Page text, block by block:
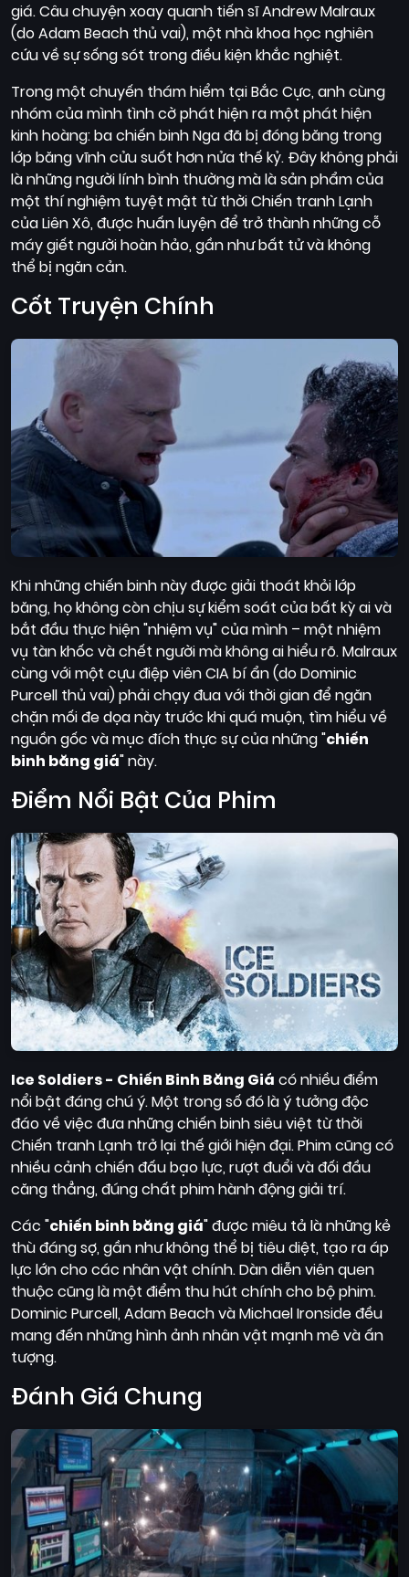
giá. Câu chuyện xoay quanh tiến sĩ Andrew Malraux
(do Adam Beach thủ vai), một nhà khoa học nghiên
cứu về sự sống sót trong điều kiện khắc nghiệt.
Trong một chuyến thám hiểm tại Bắc Cực, anh cùng
nhóm của mình tình cờ phát hiện ra một phát hiện
kinh hoàng: ba chiến binh Nga đã bị đóng băng trong
lớp băng vĩnh cửu suốt hơn nửa thế kỷ. Đây không phải
là những người lính bình thường mà là sản phẩm của
một thí nghiệm tuyệt mật từ thời Chiến tranh Lạnh
của Liên Xô, được huấn luyện để trở thành những cỗ
máy giết người hoàn hảo, gần như bất tử và không
thể bị ngăn cản.
Cốt Truyện Chính
Khi những chiến binh này được giải thoát khỏi lớp
băng, họ không còn chịu sự kiểm soát của bất kỳ ai và
bắt đầu thực hiện "nhiệm vụ" của mình – một nhiệm
vụ tàn khốc và chết người mà không ai hiểu rõ. Malraux
cùng với một cựu điệp viên CIA bí ẩn (do Dominic
Purcell thủ vai) phải chạy đua với thời gian để ngăn
chặn mối đe dọa này trước khi quá muộn, tìm hiểu về
nguồn gốc và mục đích thực sự của những "chiến
binh băng giá" này.
Điểm Nổi Bật Của Phim
Ice Soldiers - Chiến Binh Băng Giá có nhiều điểm
nổi bật đáng chú ý. Một trong số đó là ý tưởng độc
đáo về việc đưa những chiến binh siêu việt từ thời
Chiến tranh Lạnh trở lại thế giới hiện đại. Phim cũng có
nhiều cảnh chiến đấu bạo lực, rượt đuổi và đối đầu
căng thẳng, đúng chất phim hành động giải trí.
Các "chiến binh băng giá" được miêu tả là những kẻ
thù đáng sợ, gần như không thể bị tiêu diệt, tạo ra áp
lực lớn cho các nhân vật chính. Dàn diễn viên quen
thuộc cũng là một điểm thu hút chính cho bộ phim.
Dominic Purcell, Adam Beach và Michael Ironside đều
mang đến những hình ảnh nhân vật mạnh mẽ và ấn
tượng.
Đánh Giá Chung